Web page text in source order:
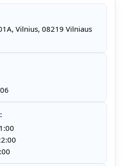
Vilnius, 08219 Vilniaus